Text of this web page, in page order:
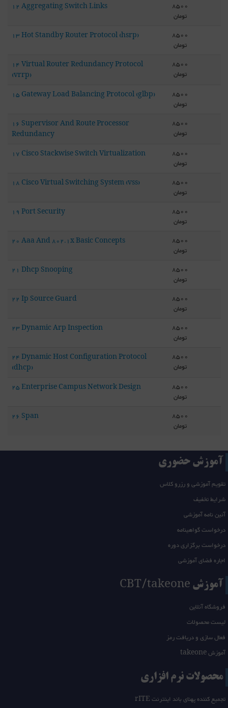
12 Aggregating Switch Links
8500
تومان
13 Hot Standby Router Protocol (hsrp)
8500
تومان
14 Virtual Router Redundancy Protocol
(vrrp)
8500
تومان
15 Gateway Load Balancing Protocol (glbp)
8500
تومان
16 Supervisor And Route Processor
Redundancy
8500
تومان
17 Cisco Stackwise Switch Virtualization
8500
تومان
18 Cisco Virtual Switching System (vss)
8500
تومان
19 Port Security
8500
تومان
20 Aaa And 802.1x Basic Concepts
8500
تومان
21 Dhcp Snooping
8500
تومان
22 Ip Source Guard
8500
تومان
23 Dynamic Arp Inspection
8500
تومان
24 Dynamic Host Configuration Protocol
(dhcp)
8500
تومان
25 Enterprise Campus Network Design
8500
تومان
26 Span
8500
تومان
آموزش حضوری
تقویم آموزشی و رزرو کلاس
شرایط تخفیف
آئین نامه آموزشی
درخواست گواهینامه
درخواست برگزاری دوره
اجاره فضای آموزشی
آموزش CBT/takeone
فروشگاه آنلاین
لیست محصولات
فعال سازی و دریافت رمز
آموزش takeone
محصولات نرم افزاری
تجمیع کننده پهنای باند اینترنت rITE